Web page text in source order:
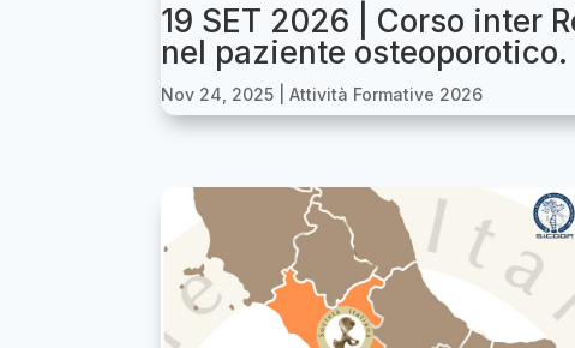
19 SET 2026 | Corso inter
nel paziente
Nov 24, 2025 |Attività Formative 2026